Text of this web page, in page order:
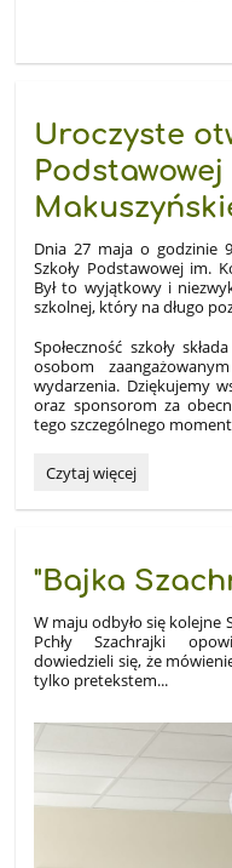
Uroczyste
Dnia 27 maja o godzinie
Szkoły Podstawowej im.
Był to wyjątkowy i
szkolnej, który na długo
Społeczność szkoły
osobom
wydarzenia. Dziękujemy
oraz sponsorom za
tego szczególnego
Uroczyste
Szkoły
Kornela
Makuszyńskiego
w
Ostrowążu:
Czytaj więcej
"Bajka
W maju odbyło się
Pchły Szachrajki
dowiedzieli się, że
tylko pretekstem...